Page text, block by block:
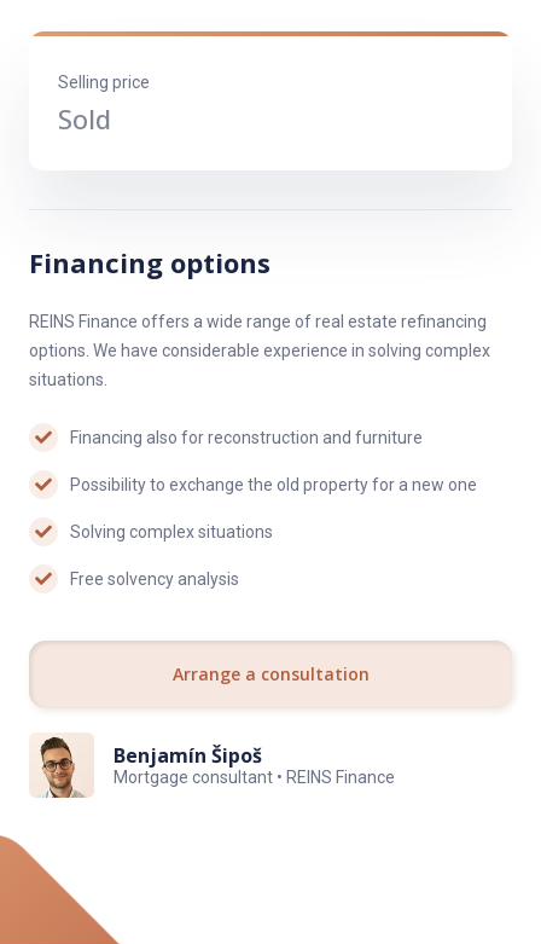
specialisty, takže Vás nečekají žádná překvapení.
– Po rekonstrukci v bytě ještě nikdo nebydlel.
– Při rekonstrukci dbáme na kvalitu provedení a detaily.
rekonstrukce (např. změnit odstíny vybraného standardu).
REKONSTRUKCE BYTU NA KŘIVÉ 1 OBSAHUJE:
Kuchyňská linka:
– Pracovní deska – beton
– Sporák s varnou deskou
– Varní deska
Podlahy: Dub Vivo 8mm AC4
Selling price
Sold
Financing options
REINS Finance offers a wide range of real estate refinancing
options. We have considerable experience in solving complex
situations.
Financing also for reconstruction and furniture
Possibility to exchange the old property for a new one
Solving complex situations
Free solvency analysis
Arrange a consultation
Benjamín Šipoš
Mortgage consultant • REINS Finance